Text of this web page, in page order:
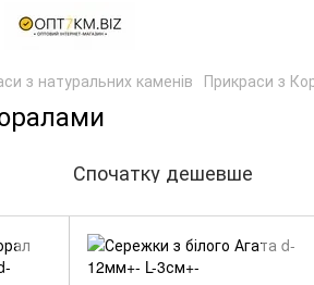
з натуральних каменів Прикраси з
Спочатку дешевше